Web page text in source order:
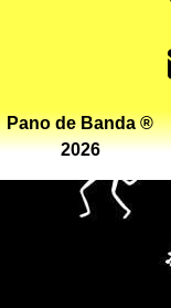
Pano de Banda ®
2026